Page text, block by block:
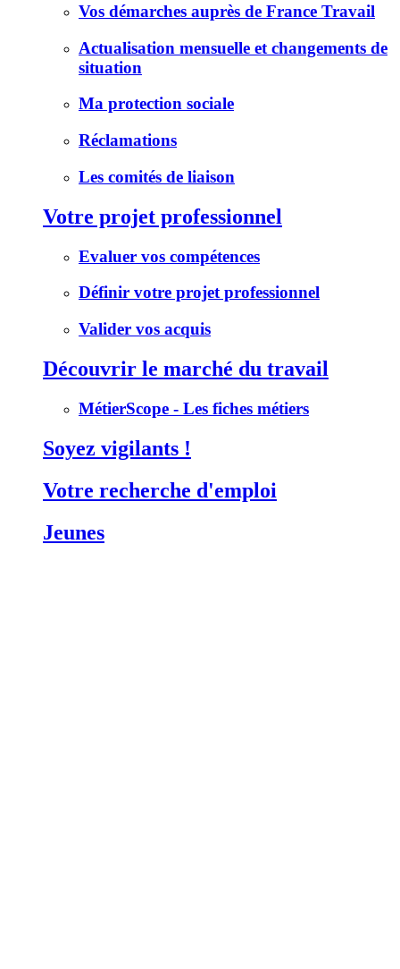
Vos démarches auprès de France Travail
Actualisation mensuelle et changements de
situation
Ma protection sociale
Réclamations
Les comités de liaison
Votre projet professionnel
Evaluer vos compétences
Définir votre projet professionnel
Valider vos acquis
Découvrir le marché du travail
MétierScope - Les fiches métiers
Soyez vigilants !
Votre recherche d'emploi
Jeunes